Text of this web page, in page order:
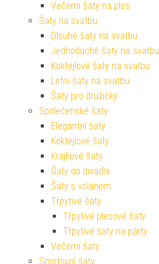
Večerní šaty na ples
Šaty na svatbu
Dlouhé šaty na svatbu
Jednoduché šaty na svatbu
Koktejlové šaty na svatbu
Letní šaty na svatbu
Šaty pro družičky
Společenské šaty
Elegantní šaty
Koktejlové šaty
Krajkové šaty
Šaty do divadla
Šaty s volánem
Třpytivé šaty
Třpytivé plesové šaty
Třpytivé šaty na párty
Večerní šaty
Sportovní šaty